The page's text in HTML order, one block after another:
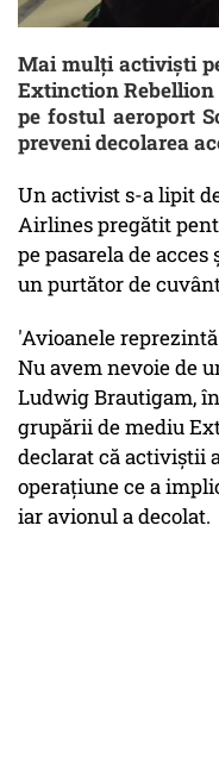
Mai mulţi activişti
Extinction
pe fostul aeroport
preveni decolarea
Un activist s-a lipit
Airlines pregătit
pe pasarela de
un purtător de
'Avioanele
Nu avem nevoie de
Ludwig Brautigam,
grupării de mediu
declarat că activiştii
operaţiune ce a
iar avionul a decolat.